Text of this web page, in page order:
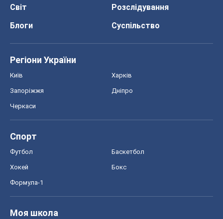
Світ
Розслідування
Блоги
Суспільство
Регіони України
Київ Харків
Запоріжжя Дніпро
Черкаси
Спорт
Футбол Баскетбол
Хокей Бокс
Формула-1
Моя школа